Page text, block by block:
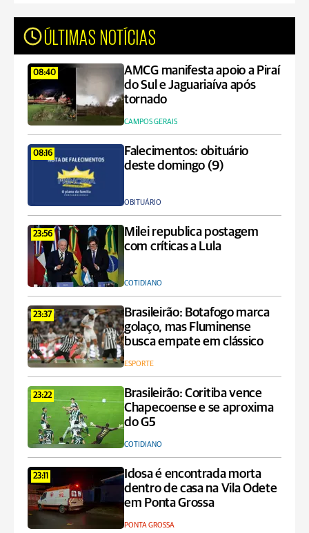
ÚLTIMAS NOTÍCIAS
08:40
AMCG manifesta apoio a Piraí
do Sul e Jaguariaíva após
tornado
CAMPOS GERAIS
08:16
Falecimentos: obituário
deste domingo (9)
OBITUÁRIO
23:56
Milei republica postagem
com críticas a Lula
COTIDIANO
23:37
Brasileirão: Botafogo marca
golaço, mas Fluminense
busca empate em clássico
ESPORTE
23:22
Brasileirão: Coritiba vence
Chapecoense e se aproxima
do G5
COTIDIANO
23:11
Idosa é encontrada morta
dentro de casa na Vila Odete
em Ponta Grossa
PONTA GROSSA